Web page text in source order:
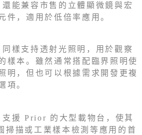
能兼容市售的立體顯微鏡與宏
件，適用於低倍率應用。
樣支持透射光照明，用於觀察
樣本。雖然通常搭配臨界照明使
明，但也可以根據需求開發更複
項。
援 Prior 的大型載物台，使其
掃描或工業樣本檢測等應用的首